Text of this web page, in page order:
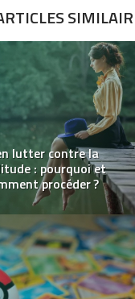
louer un
au mois ?